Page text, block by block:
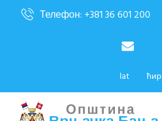
Телефон: +381 36 601 200
lat ћир